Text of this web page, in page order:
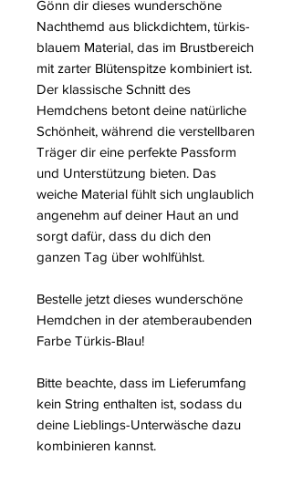
Gönn dir dieses wunderschöne
Nachthemd aus blickdichtem, türkis-
blauem Material, das im Brustbereich
mit zarter Blütenspitze kombiniert ist.
Der klassische Schnitt des
Hemdchens betont deine natürliche
Schönheit, während die verstellbaren
Träger dir eine perfekte Passform
und Unterstützung bieten. Das
weiche Material fühlt sich unglaublich
angenehm auf deiner Haut an und
sorgt dafür, dass du dich den
ganzen Tag über wohlfühlst.
Bestelle jetzt dieses wunderschöne
Hemdchen in der atemberaubenden
Farbe Türkis-Blau!
Bitte beachte, dass im Lieferumfang
kein String enthalten ist, sodass du
deine Lieblings-Unterwäsche dazu
kombinieren kannst.